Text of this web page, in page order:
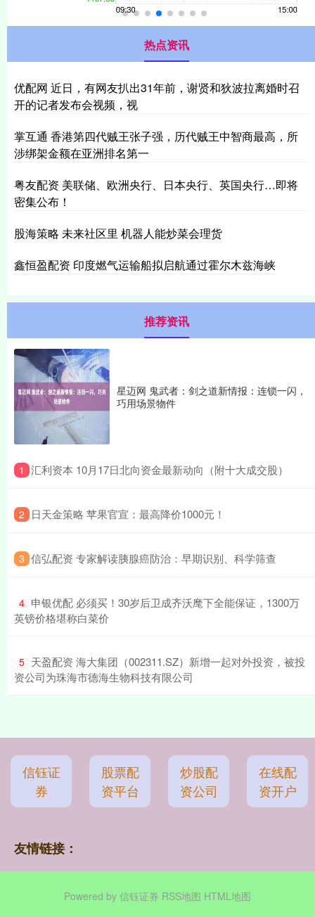
热点资讯
优配网 近日，有网友扒出31年前，谢贤和狄波拉离婚时召
开的记者发布会视频，视
掌互通 香港第四代贼王张子强，历代贼王中智商最高，所
涉绑架金额在亚洲排名第一
粤友配资 美联储、欧洲央行、日本央行、英国央行…即将
密集公布！
股海策略 未来社区里 机器人能炒菜会理货
鑫恒盈配资 印度燃气运输船拟启航通过霍尔木兹海峡
推荐资讯
星迈网 鬼武者：剑之道新情报：连锁一闪，
巧用场景物件
1 ​汇利资本 10月17日北向资金最新动向（附十大成交股）
2 ​日天金策略 苹果官宣：最高降价1000元！
3 ​信弘配资 专家解读胰腺癌防治：早期识别、科学筛查
4 ​申银优配 必须买！30岁后卫成齐沃麾下全能保证，1300万
英镑价格堪称白菜价
5 ​天盈配资 海大集团（002311.SZ）新增一起对外投资，被投
资公司为珠海市德海生物科技有限公司
信钰证
券
股票配
资平台
炒股配
资公司
在线配
资开户
友情链接：
Powered by 信钰证券 RSS地图 HTML地图